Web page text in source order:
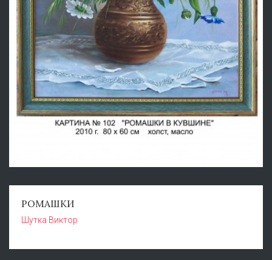
РОМАШКИ
Шутка Виктор